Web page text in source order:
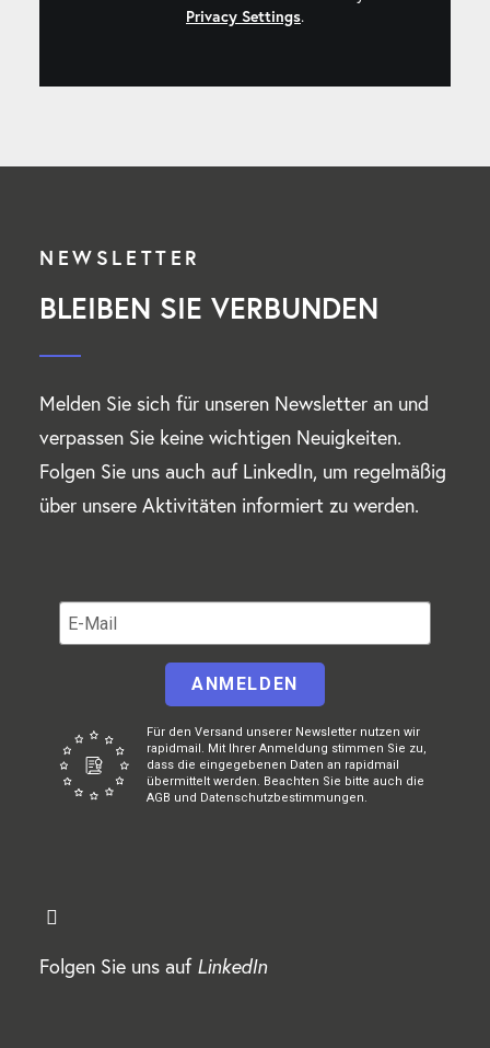
Privacy Settings.
NEWSLETTER
BLEIBEN SIE VERBUNDEN
Melden Sie sich für unseren Newsletter an und
verpassen Sie keine wichtigen Neuigkeiten.
Folgen Sie uns auch auf LinkedIn, um regelmäßig
über unsere Aktivitäten informiert zu werden.
ANMELDEN
Für den Versand unserer Newsletter nutzen wir
rapidmail. Mit Ihrer Anmeldung stimmen Sie zu,
dass die eingegebenen Daten an rapidmail
übermittelt werden. Beachten Sie bitte auch die
AGB und Datenschutzbestimmungen.
Folgen Sie uns auf LinkedIn